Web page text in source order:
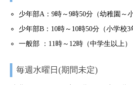
少年部A：9時～9時50分（幼稚園～
少年部B：10時～10時50分（小学校3
一般部 ：11時～12時（中学生以上）
毎週水曜日(期間未定)